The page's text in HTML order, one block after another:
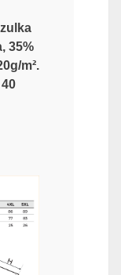
35%
m².